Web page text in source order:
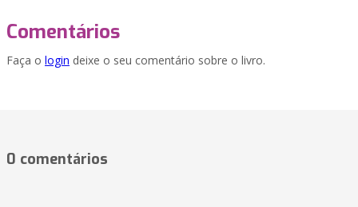
Comentários
Faça o login deixe o seu comentário sobre o livro.
0 comentários